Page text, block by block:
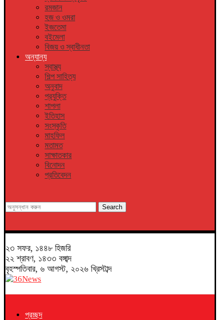
রমজান
হজ ও ওমরা
ইজতেমা
বইমেলা
বিজয় ও স্বাধীনতা
অন্যান্য
স্বাস্থ্য
শিল্প সাহিত্য
অনুবাদ
প্রযুক্তি
শাপলা
ইতিহাস
সংস্কৃতি
মাহফিল
মতামত
সাক্ষাতকার
বিনোদন
প্রতিবেদন
Search
২৩ সফর, ১৪৪৮ হিজরি
২২ শ্রাবণ, ১৪৩৩ বঙ্গাব্দ
বৃহস্পতিবার, ৬ আগস্ট, ২০২৬ খ্রিস্টাব্দ
প্রচ্ছদ